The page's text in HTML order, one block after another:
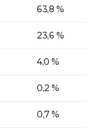
63,8 %
23,6 %
4,0 %
0,2 %
0,7 %